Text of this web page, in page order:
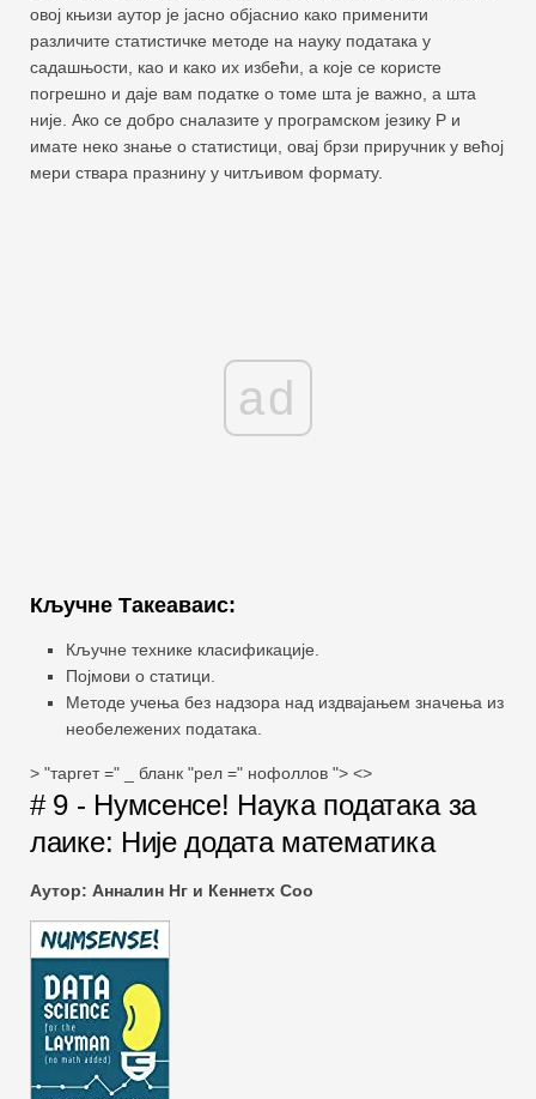
овој књизи аутор је јасно објаснио како применити
различите статистичке методе на науку података у
садашњости, као и како их избећи, а које се користе
погрешно и даје вам податке о томе шта је важно, а шта
није. Ако се добро сналазите у програмском језику Р и
имате неко знање о статистици, овај брзи приручник у већој
мери ствара празнину у читљивом формату.
ad
Кључне Такеаваис:
Кључне технике класификације.
Појмови о статици.
Методе учења без надзора над издвајањем значења из
необележених података.
> "таргет =" _ бланк "рел =" нофоллов "> <>
# 9 - Нумсенсе! Наука података за
лаике: Није додата математика
Аутор: Анналин Нг и Кеннетх Соо